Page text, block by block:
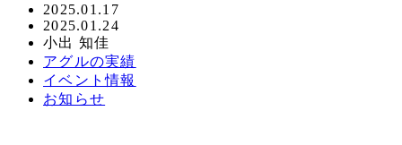
投
稿
日
2025.01.17
更
新
日
2025.01.24
著
者
小出 知佳
カ
テ
ゴ
アグルの実績
カ
テ
イベント情報
カ
お知らせ